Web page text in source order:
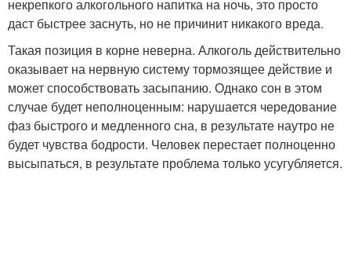
некрепкого алкогольного напитка на ночь, это просто
даст быстрее заснуть, но не причинит никакого вреда.
Такая позиция в корне неверна. Алкоголь действительно
оказывает на нервную систему тормозящее действие и
может способствовать засыпанию. Однако сон в этом
случае будет неполноценным: нарушается чередование
фаз быстрого и медленного сна, в результате наутро не
будет чувства бодрости. Человек перестает полноценно
высыпаться, в результате проблема только усугубляется.